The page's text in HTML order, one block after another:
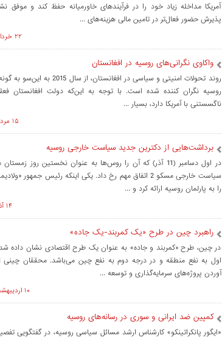
آمریکا مداخله زیاد خود را در فرآیندهای خاورمیانه حفظ کند و موفق
پذیرش حضور فعال‌تر در تامین مالی هزینه‌های ...
۲۲ خرداد ۱۳۹۶ ساعت ۰۹:۲۸
واکاوی نگرانی‌های روسیه در افغانستان
روند تحولات امنیتی و سیاسی در
روسیه نگران‌ کننده شده است. با توجه به این‌که دولت افغانستان
ناگسستنی با آمریکا دارد، بسیار ...
۱۵ مرداد ۱۴۰۵ ساعت ۱۲:۴۱
برداشت‌هایی از دکترین جدید سیاست خارجی روسیه
در اول دسامبر (11 آذر) که آن را روس‌ها به عنوان نخستین روز
سیاست خارجی مسکو 2 اتفاق مهم رخ داد. یکی اینکه رئیس جمهور
را به پارلمان روسیه ارائه کرد و ...
۱۴ آذر ۱۳۹۵ ساعت ۱۳:۳۱
راهبرد چین در طرح «یک کمربند-یک جاده»
در چین، طرح «کمربند و جاده» به عنوان یک طرح اقتصادی نشان داده
اول به نفع منطقه و در درجه دوم به نفع چین می‌باشد. محققان چینی
آوردن پروژه‌های سرمایه‌گذاری و توسعه ...
۱۰ ارديبهشت ۱۳۹۶ ساعت ۱۱:۴۰
کمپین ضد ایرانی و سوری در رسانه‌های روسیه
«ایگور پانکراتینکو» کارشناس ارشد مسائل سیاسی روسیه، در گفتگویی